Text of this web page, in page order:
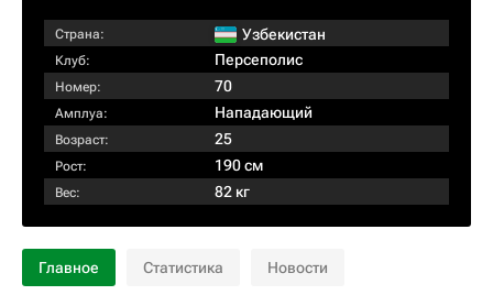
Страна: Узбекистан
Клуб: Персеполис
Номер: 70
Амплуа: Нападающий
Возраст: 25
Рост: 190 см
Вес: 82 кг
Главное Статистика Новости